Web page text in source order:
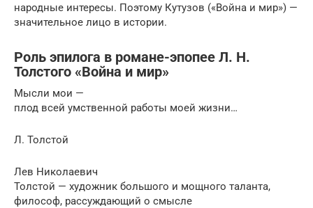
народные интересы. Поэтому Кутузов («Война и мир») —
значительное лицо в истории.
Роль эпилога в романе-эпопее Л. Н.
Толстого «Война и мир»
Мысли мои —
плод всей умственной работы моей жизни…
Л. Толстой
Лев Николаевич
Толстой — художник большого и мощного таланта,
философ, рассуждающий о смысле